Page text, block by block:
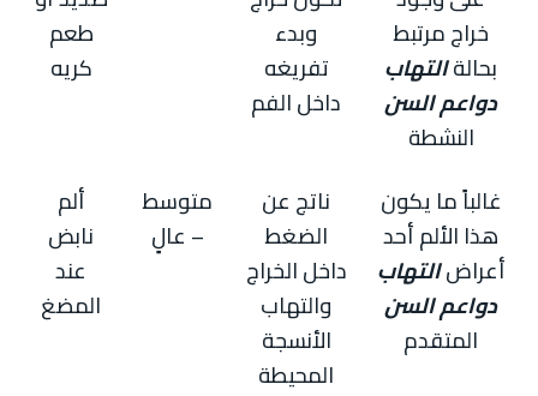
خراج مرتبط
بحالةالتهاب
دواعم السن
النشطة
وبدء
تفريغه
داخل الفم
طعم
كريه
غالباً ما يكون
هذا الألم أحد
أعراضالتهاب
دواعم السن
المتقدم
ناتج عن
الضغط
داخل الخراج
والتهاب
الأنسجة
المحيطة
متوسط
– عالٍ
ألم
نابض
عند
المضغ